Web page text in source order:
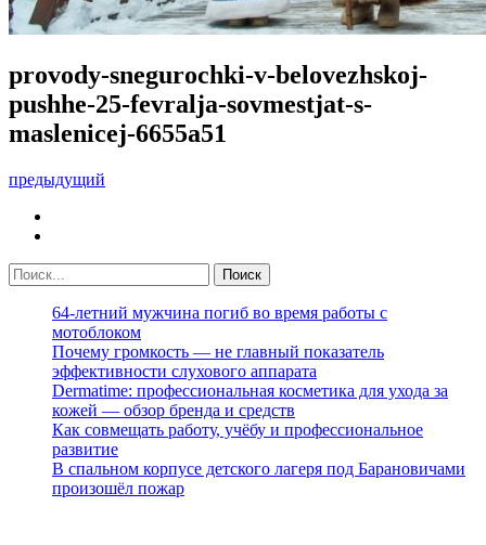
provody-snegurochki-v-belovezhskoj-
pushhe-25-fevralja-sovmestjat-s-
maslenicej-6655a51
предыдущий
64-летний мужчина погиб во время работы с
мотоблоком
Почему громкость — не главный показатель
эффективности слухового аппарата
Dermatime: профессиональная косметика для ухода за
кожей — обзор бренда и средств
Как совмещать работу, учёбу и профессиональное
развитие
В спальном корпусе детского лагеря под Барановичами
произошёл пожар